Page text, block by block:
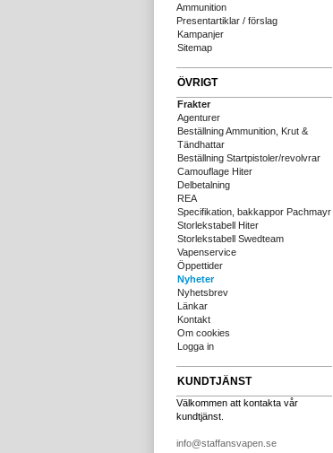
Ammunition
Presentartiklar / förslag
Kampanjer
Sitemap
ÖVRIGT
Frakter
Agenturer
Beställning Ammunition, Krut &
Tändhattar
Beställning Startpistoler/revolvrar
Camouflage Hiter
Delbetalning
REA
Specifikation, bakkappor Pachmayr
Storlekstabell Hiter
Storlekstabell Swedteam
Vapenservice
Öppettider
Nyheter
Nyhetsbrev
Länkar
Kontakt
Om cookies
Logga in
KUNDTJÄNST
Välkommen att kontakta vår
kundtjänst.
info@staffansvapen.se